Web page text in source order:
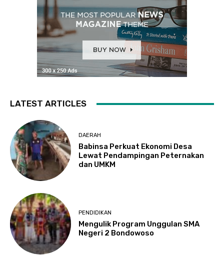
LATEST ARTICLES
DAERAH
Babinsa Perkuat Ekonomi Desa
Lewat Pendampingan Peternakan
dan UMKM
PENDIDIKAN
Mengulik Program Unggulan SMA
Negeri 2 Bondowoso